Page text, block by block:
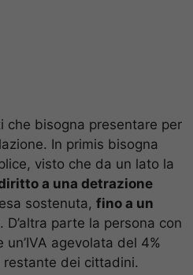
che bisogna presentare per
In primis bisogna
visto che da un lato la
a una detrazione
sostenuta, fino a un
. D’altra parte la persona con
agevolata del 4%
restante dei cittadini.